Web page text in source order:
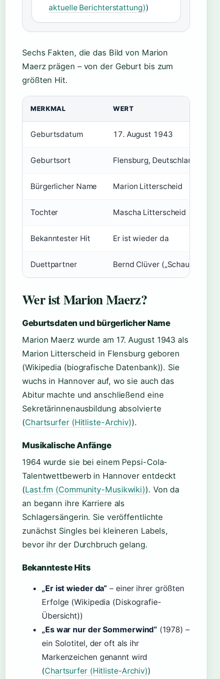
aktuelle Berichterstattung))
Sechs Fakten, die das Bild von Marion
Maerz prägen – von der Geburt bis zum
größten Hit.
MERKMAL WERT
Geburtsdatum 17. August 1943
Geburtsort Flensburg, Deutschland
Bürgerlicher Name Marion Litterscheid
Tochter Mascha Litterscheid
Bekanntester Hit Er ist wieder da
Duettpartner Bernd Clüver („Schau mal
Wer ist Marion Maerz?
Geburtsdaten und bürgerlicher Name
Marion Maerz wurde am 17. August 1943 als
Marion Litterscheid in Flensburg geboren
(Wikipedia (biografische Datenbank)). Sie
wuchs in Hannover auf, wo sie auch das
Abitur machte und anschließend eine
Sekretärinnenausbildung absolvierte
(Chartsurfer (Hitliste-Archiv)).
Musikalische Anfänge
1964 wurde sie bei einem Pepsi-Cola-
Talentwettbewerb in Hannover entdeckt
(Last.fm (Community-Musikwiki)). Von da
an begann ihre Karriere als
Schlagersängerin. Sie veröffentlichte
zunächst Singles bei kleineren Labels,
bevor ihr der Durchbruch gelang.
Bekannteste Hits
„Er ist wieder da“ – einer ihrer größten
Erfolge (Wikipedia (Diskografie-
Übersicht))
„Es war nur der Sommerwind“ (1978) –
ein Solotitel, der oft als ihr
Markenzeichen genannt wird
(Chartsurfer (Hitliste-Archiv))